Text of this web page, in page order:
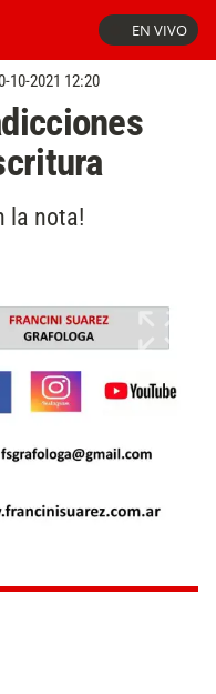
EN VIVO
10-2021 12:20
la nota!